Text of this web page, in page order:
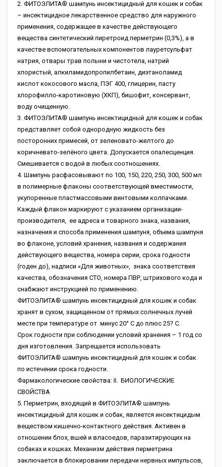
2. ФИТОЭЛИТА® шампунь инсектицидный для кошек и собак
– инсектицидное лекарственное средство для наружного
применения, содержащее в качестве действующего
вещества синтетический пиретроид перметрин (0,3%), а в
качестве вспомогательных компонентов лауретсульфат
натрия, отвары трав полыни и чистотела, натрий
хлористый, алкиламидопропилбетаин, диэтаноламид
кислот кокосового масла, ПЭГ 400, глицерин, пасту
хлорофилло-каротиновую (ХКП), бишофит, консервант,
воду очищенную.
3. ФИТОЭЛИТА® шампунь инсектицидный для кошек и собак
представляет собой однородную жидкость без
посторонних примесей, от зеленовато-желтого до
коричневато-зелёного цвета. Допускается опалесценция.
Смешивается с водой в любых соотношениях.
4. Шампунь расфасовывают по 100, 150, 220, 250, 300, 500 мл
в полимерные флаконы соответствующей вместимости,
укупоренные пластмассовыми винтовыми колпачками.
Каждый флакон маркируют с указанием организации-
производителя, ее адреса и товарного знака, названия,
назначения и способа применения шампуня, объема шампуня
во флаконе, условий хранения, названия и содержания
действующего вещества, номера серии, срока годности
(годен до), надписи «Для животных», знака соответствия
качества, обозначения СТО, номера ПВР, штрихового кода и
снабжают инструкцией по применению.
ФИТОЭЛИТА® шампунь инсектицидный для кошек и собак
хранят в сухом, защищенном от прямых солнечных лучей
месте при температуре от минус 20° C до плюс 25? С.
Срок годности при соблюдении условий хранения – 1 год со
дня изготовления. Запрещается использовать
ФИТОЭЛИТА® шампунь инсектицидный для кошек и собак
по истечении срока годности.
Фармакологические свойства: II. БИОЛОГИЧЕСКИЕ
СВОЙСТВА
5. Перметрин, входящий в ФИТОЭЛИТА® шампунь
инсектицидный для кошек и собак, является инсектицидым
веществом кишечно-контактного действия. Активен в
отношении блох, вшей и власоедов, паразитирующих на
собаках и кошках. Механизм действия перметрина
заключается в блокировании передачи нервных импульсов,